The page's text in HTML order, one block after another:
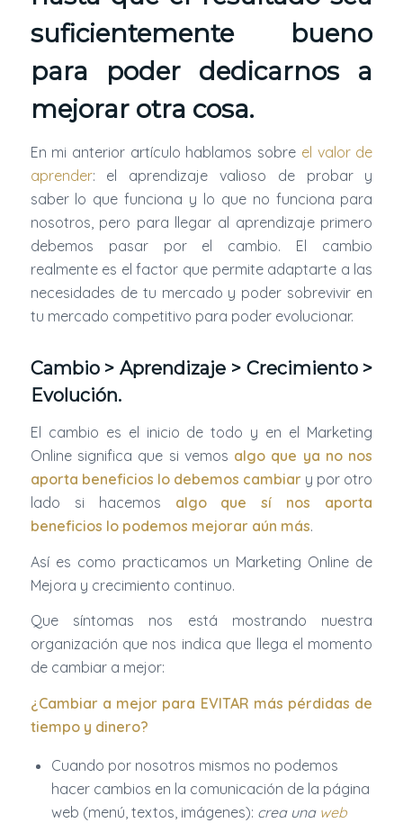
suficientemente bueno
para poder dedicarnos a
mejorar otra cosa.
En mi anterior artículo hablamos sobre el valor de
aprender: el aprendizaje valioso de probar y
saber lo que funciona y lo que no funciona para
nosotros, pero para llegar al aprendizaje primero
debemos pasar por el cambio. El cambio
realmente es el factor que permite adaptarte a las
necesidades de tu mercado y poder sobrevivir en
tu mercado competitivo para poder evolucionar.
Cambio>Aprendizaje > Crecimiento>
Evolución.
El cambio es el inicio de todo y en el Marketing
Online significa que si vemos algo que ya no nos
aporta beneficios lo debemos cambiar y por otro
lado si hacemos algo que sí nos aporta
beneficios lo podemos mejorar aún más.
Así es como practicamos un Marketing Online de
Mejora y crecimiento continuo.
Que síntomas nos está mostrando nuestra
organización que nos indica que llega el momento
de cambiar a mejor:
¿Cambiar a mejor para EVITAR más pérdidas de
tiempo y dinero?
Cuando por nosotros mismos no podemos
hacer cambios en la comunicación de la página
web (menú, textos, imágenes): crea una web